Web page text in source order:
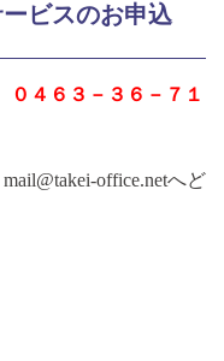
ビスのお申込
４６３－３６－７１
office.netへど